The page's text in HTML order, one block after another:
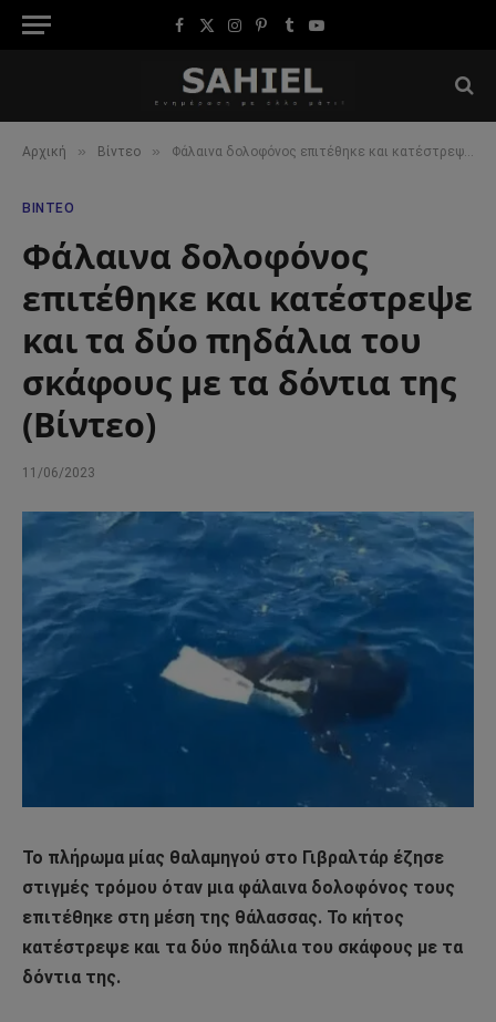
Facebook
X
Instagram
Pinterest
TumblrYouTube
Αρχική » Βίντεο » Φάλαινα δολοφόνος επιτέθηκε και κατέστρεψε και τα δύο πηδάλια του σκάφους με τα δόντια της (Βίντεο)
ΒΊΝΤΕΟ
Φάλαινα δολοφόνος
επιτέθηκε και κατέστρεψε
και τα δύο πηδάλια του
σκάφους με τα δόντια της
(Βίντεο)
11/06/2023
Το πλήρωμα μίας θαλαμηγού στο Γιβραλτάρ έζησε
στιγμές τρόμου όταν μια φάλαινα δολοφόνος τους
επιτέθηκε στη μέση της θάλασσας. Το κήτος
κατέστρεψε και τα δύο πηδάλια του σκάφους με τα
δόντια της.